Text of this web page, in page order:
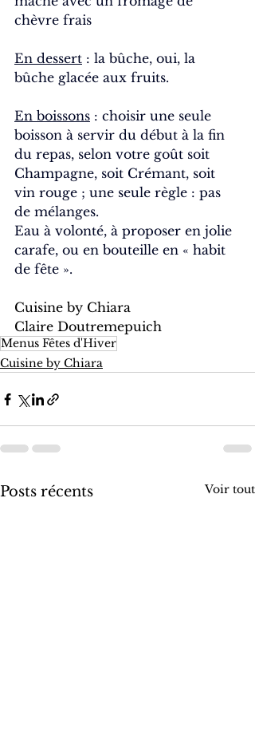
chèvre frais
En dessert : la bûche, oui, la
bûche glacée aux fruits.
En boissons : choisir une seule
boisson à servir du début à la fin
du repas, selon votre goût soit
Champagne, soit Crémant, soit
vin rouge ; une seule règle : pas
de mélanges.
Eau à volonté, à proposer en jolie
carafe, ou en bouteille en « habit
de fête ».
Cuisine by Chiara
Claire Doutremepuich
Menus Fêtes d'Hiver
Cuisine by Chiara
Posts récents Voir tout